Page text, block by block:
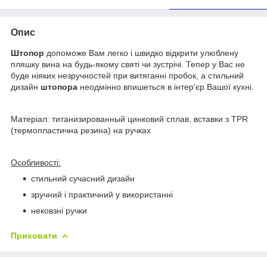
Опис
Штопор допоможе Вам легко і швидко відкрити улюблену
пляшку вина на будь-якому святі чи зустрічі. Тепер у Вас не
буде ніяких незручностей при витяганні пробок, а стильний
дизайн штопора неодмінно впишеться в інтер'єр Вашої кухні.
Матеріал: титанизированный цинковий сплав, вставки з TPR
(термопластична резина) на ручках
Особливості:
стильний сучасний дизайн
зручний і практичний у використанні
нековзні ручки
Приховати